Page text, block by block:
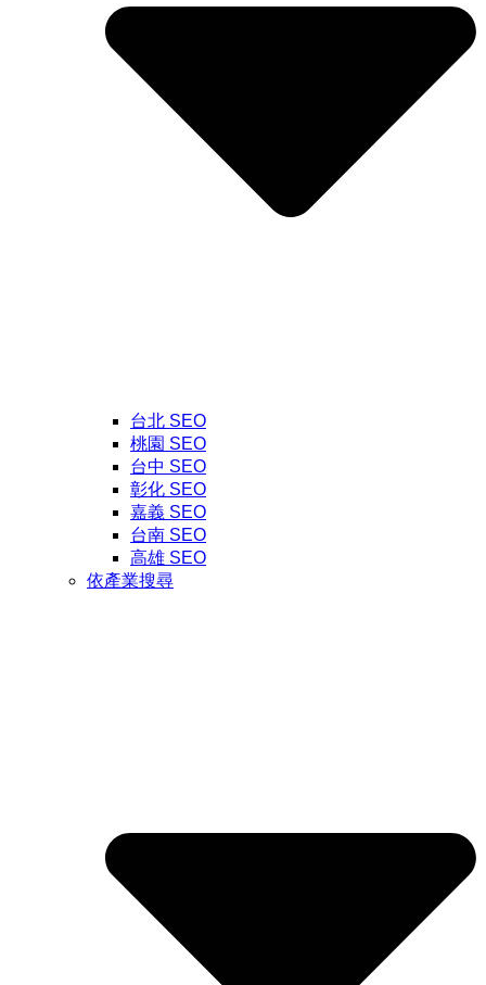
台北 SEO
桃園 SEO
台中 SEO
彰化 SEO
嘉義 SEO
台南 SEO
高雄 SEO
依產業搜尋